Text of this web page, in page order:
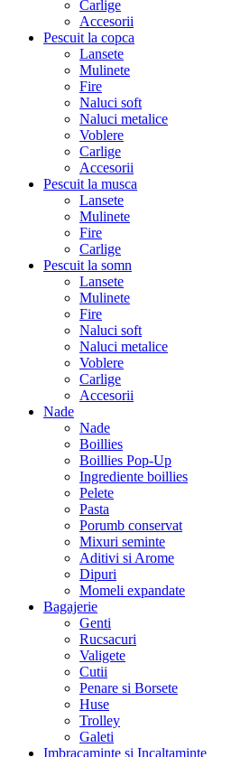
Carlige
Accesorii
Pescuit la copca
Lansete
Mulinete
Fire
Naluci soft
Naluci metalice
Voblere
Carlige
Accesorii
Pescuit la musca
Lansete
Mulinete
Fire
Carlige
Pescuit la somn
Lansete
Mulinete
Fire
Naluci soft
Naluci metalice
Voblere
Carlige
Accesorii
Nade
Nade
Boillies
Boillies Pop-Up
Ingrediente boillies
Pelete
Pasta
Porumb conservat
Mixuri seminte
Aditivi si Arome
Dipuri
Momeli expandate
Bagajerie
Genti
Rucsacuri
Valigete
Cutii
Penare si Borsete
Huse
Trolley
Galeti
Imbracaminte si Incaltaminte